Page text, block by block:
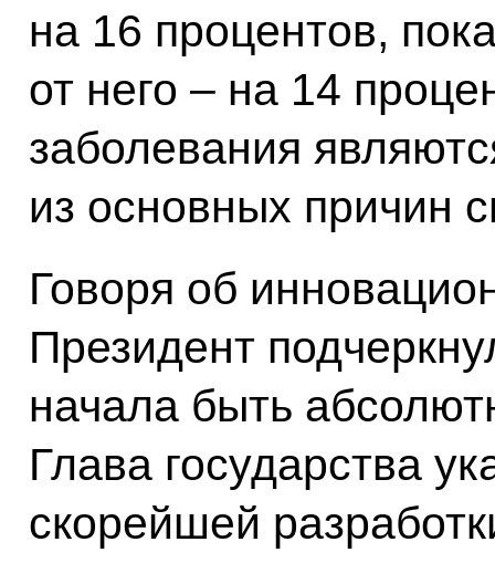
на 16 процентов,
от него – на 14
заболевания
из основных причин
Говоря об
Президент
начала быть
Глава государства
скорейшей